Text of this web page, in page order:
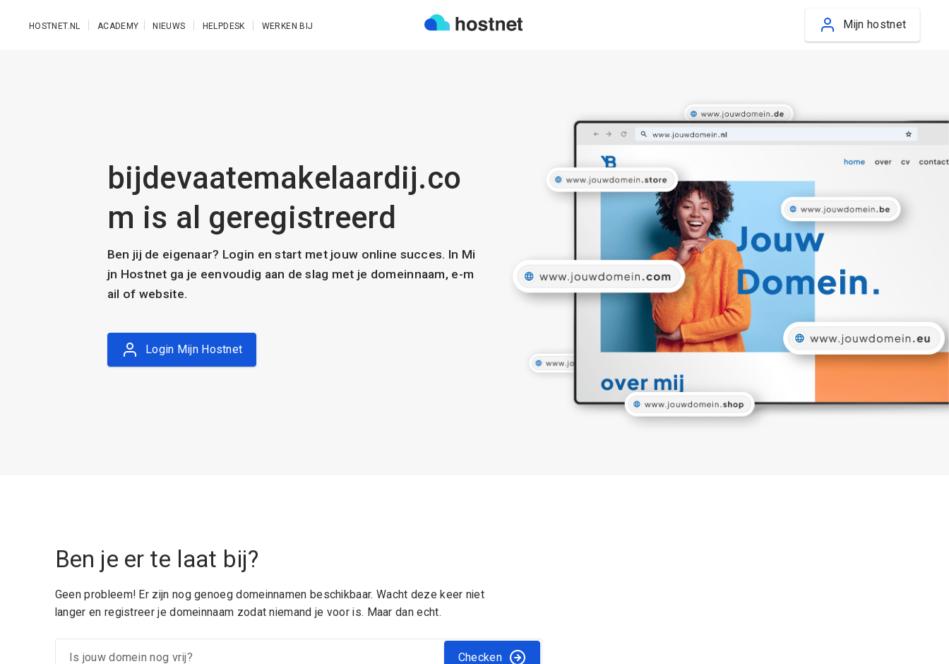
HOSTNET.NL ACADEMY NIEUWS HELPDESK WERKEN BIJ Mijn hostnet
bijdevaatemakelaardij.co
m is al geregistreerd
Ben jij de eigenaar? Login en start met jouw online succes. In Mi
jn Hostnet ga je eenvoudig aan de slag met je domeinnaam, e-m
ail of website.
Login Mijn Hostnet
Ben je er te laat bij?
Geen probleem! Er zijn nog genoeg domeinnamen beschikbaar. Wacht deze keer niet
langer en registreer je domeinnaam zodat niemand je voor is. Maar dan echt.
Checken